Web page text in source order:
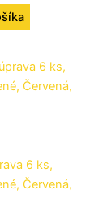
6 ks,
Červená,